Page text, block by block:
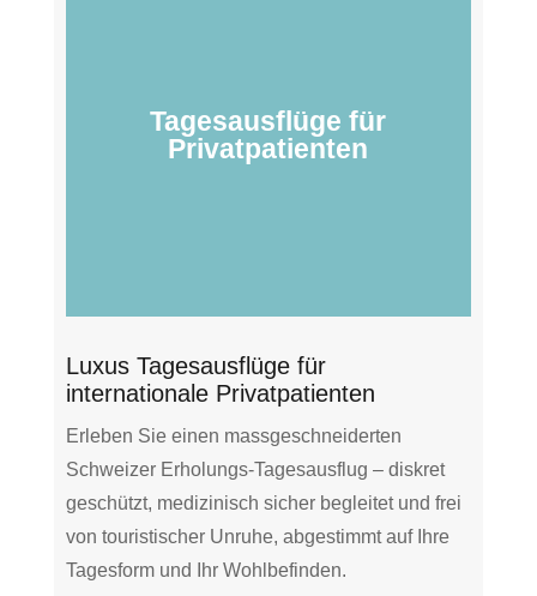
Tagesausflüge für
Privatpatienten
Luxus Tagesausflüge für
internationale Privatpatienten
Erleben Sie einen massgeschneiderten
Schweizer Erholungs‑Tagesausflug – diskret
geschützt, medizinisch sicher begleitet und frei
von touristischer Unruhe, abgestimmt auf Ihre
Tagesform und Ihr Wohlbefinden.